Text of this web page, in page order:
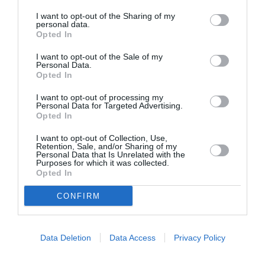
I want to opt-out of the Sharing of my
personal data.
Opted In
I want to opt-out of the Sale of my
Personal Data.
Opted In
I want to opt-out of processing my
Personal Data for Targeted Advertising.
Opted In
I want to opt-out of Collection, Use,
Retention, Sale, and/or Sharing of my
Personal Data that Is Unrelated with the
Purposes for which it was collected.
Opted In
CONFIRM
Data Deletion Data Access Privacy Policy
ore au dreptul la liber şi ar trebui să fie retribuite cu
1/26 din salariul lunar. Spun „ar trebui” pentru că
aproape niciun angajator nu plăteşte aceste zile de
sărbătoare pentru cine lucrează la ore. În cazul celor
la post fix, trebuie să vă fie recunoscută o zi liberă.
Învoiri (permessi)
Pentru consultaţii medicale documentate:
– femeile care lucrează la post fix au dreptul la doar
16 ore de învoire retribuite pe an.
retribuite pe an pentru cine lucrează cel puţin 30 ore